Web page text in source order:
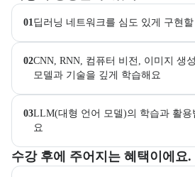
01딥러닝 네트워크를 심도 있게 구현
02CNN, RNN, 컴퓨터 비전, 이미지 생
모델과 기술을 깊게 학습해요
03LLM(대형 언어 모델)의 학습과 활용
요
수강 후에 주어지는 혜택이에요.
교육과정 수강 시 제공되는 혜택 목록을 안